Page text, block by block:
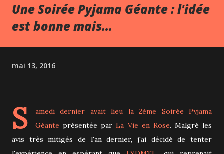
Une Soirée Pyjama Géante : l'idée
est bonne mais...
mai 13, 2016
S amedi dernier avait lieu la 2ème Soirée Pyjama
Géante présentée parLa Vie en Rose. Malgré les
avis très mitigés de l'an dernier, j'ai décidé de tenter